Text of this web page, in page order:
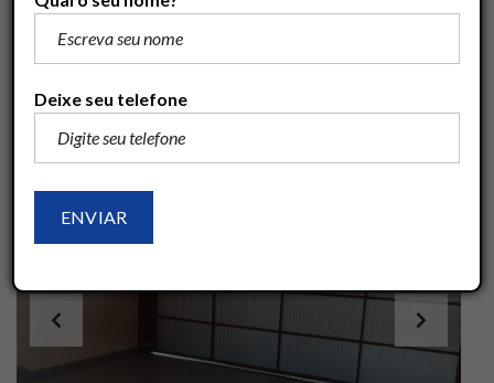
R$700.000
Deixe seu telefone